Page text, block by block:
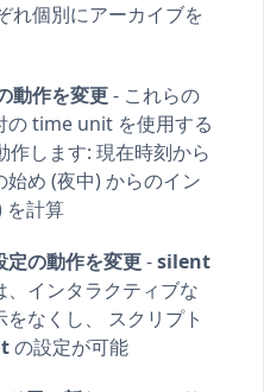
れ個別にアーカイブを
動作を変更- これらの
の time unit を使用する
作します: 現在時刻から
め (夜中) からのイン
を計算
定の動作を変更-silent
インタラクティブな
なくし、 スクリプト
の設定が可能